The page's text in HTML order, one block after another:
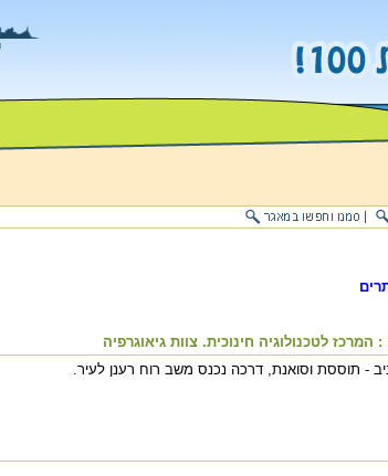
המרכז לטכנולוגיה חינוכית. צוות גיאוגרפיה
- תוססת וסואנת, דרכה נכנס משב רוח רענן לעיר.